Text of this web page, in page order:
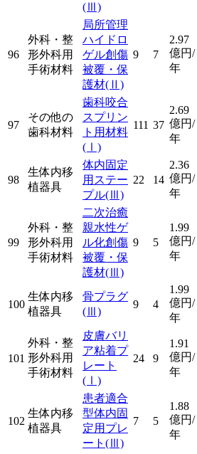
(Ⅲ)
96
外科・整
形外科用
手術材料
局所管理
ハイドロ
ゲル創傷
被覆・保
護材(Ⅱ)
9 7
2.97
億円/
年
97
その他の
歯科材料
歯科咬合
スプリン
ト用材料
(Ⅰ)
111 37
2.69
億円/
年
98
生体内移
植器具
体内固定
用ステー
プル(Ⅲ)
22 14
2.36
億円/
年
99
外科・整
形外科用
手術材料
二次治癒
親水性ゲ
ル化創傷
被覆・保
護材(Ⅲ)
9 5
1.99
億円/
年
100
生体内移
植器具
骨プラグ
(Ⅲ)
9 4
1.99
億円/
年
101
外科・整
形外科用
手術材料
皮膚バリ
ア粘着プ
レート
(Ⅰ)
24 9
1.91
億円/
年
102
生体内移
植器具
患者適合
型体内固
定用プレ
ート (Ⅲ)
7 5
1.88
億円/
年